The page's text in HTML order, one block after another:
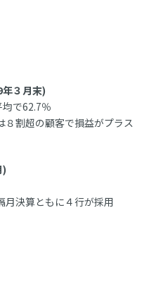
３月末)
で62.7％
８割超の顧客で損益がプラス
)
月決算ともに４行が採用